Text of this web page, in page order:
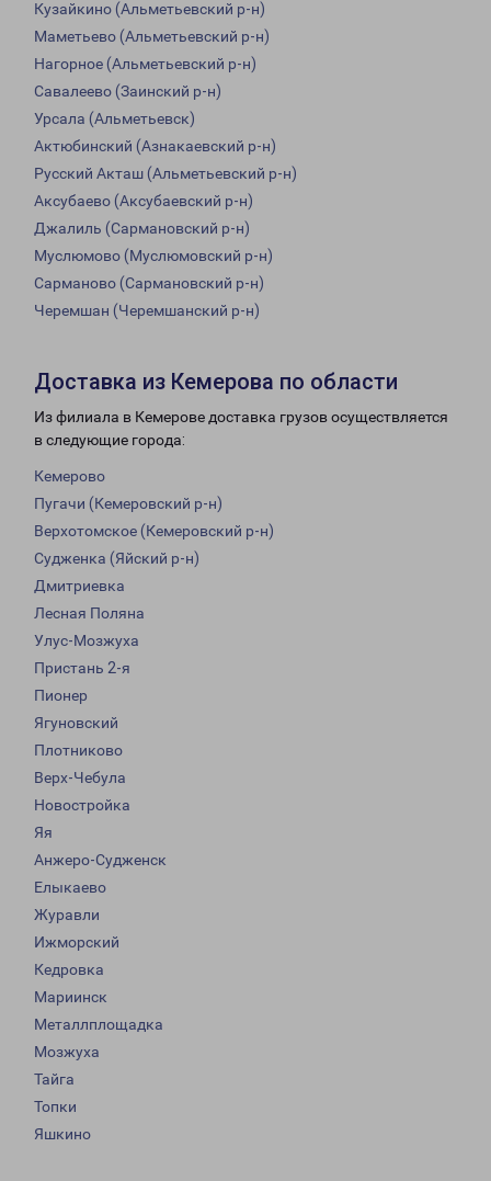
Кузайкино (Альметьевский р-н)
Маметьево (Альметьевский р-н)
Нагорное (Альметьевский р-н)
Савалеево (Заинский р-н)
Урсала (Альметьевск)
Актюбинский (Азнакаевский р-н)
Русский Акташ (Альметьевский р-н)
Аксубаево (Аксубаевский р-н)
Джалиль (Сармановский р-н)
Муслюмово (Муслюмовский р-н)
Сарманово (Сармановский р-н)
Черемшан (Черемшанский р-н)
Доставка из Кемерова по области
Из филиала в Кемерове доставка грузов осуществляется
в следующие города:
Кемерово
Пугачи (Кемеровский р-н)
Верхотомское (Кемеровский р-н)
Судженка (Яйский р-н)
Дмитриевка
Лесная Поляна
Улус-Мозжуха
Пристань 2-я
Пионер
Ягуновский
Плотниково
Верх-Чебула
Новостройка
Яя
Анжеро-Судженск
Елыкаево
Журавли
Ижморский
Кедровка
Мариинск
Металлплощадка
Мозжуха
Тайга
Топки
Яшкино